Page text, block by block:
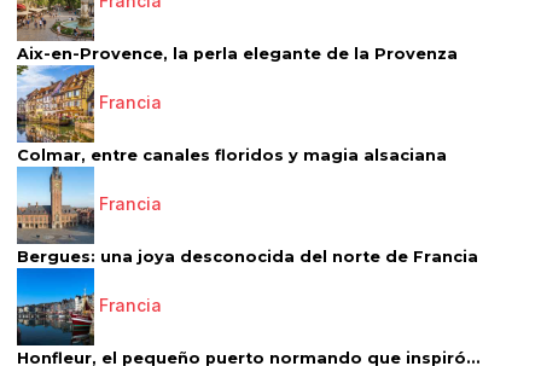
Aix-en-Provence, la perla elegante de la Provenza
Francia
Colmar, entre canales floridos y magia alsaciana
Francia
Bergues: una joya desconocida del norte de Francia
Francia
Honfleur, el pequeño puerto normando que inspiró...